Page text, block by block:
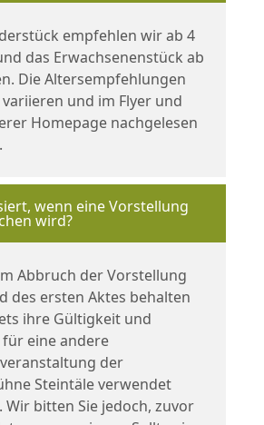
empfehlen wir ab 4
das Erwachsenenstück ab
Die Altersempfehlungen
und im Flyer und
Homepage nachgelesen
wenn eine Vorstellung
wird?
Abbruch der Vorstellung
des ersten Aktes behalten
ihre Gültigkeit und
eine andere
der
Steintäle verwendet
Wir bitten Sie jedoch, zuvor